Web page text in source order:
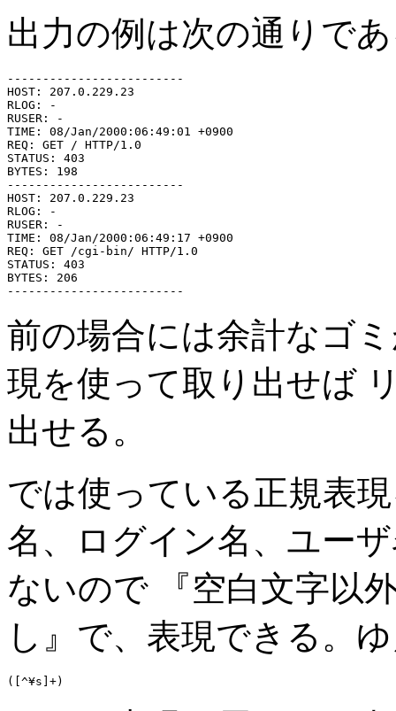
出力の例は次の通りで
-------------------------
HOST: 207.0.229.23
RLOG: -
RUSER: -
TIME: 08/Jan/2000:06:49:01 +0900
REQ: GET / HTTP/1.0
STATUS: 403
BYTES: 198
-------------------------
HOST: 207.0.229.23
RLOG: -
RUSER: -
TIME: 08/Jan/2000:06:49:17 +0900
REQ: GET /cgi-bin/ HTTP/1.0
STATUS: 403
BYTES: 206
前の場合には余計なゴ
現を使って取り出せば
出せる。
では使っている正規表
名、ログイン名、ユー
ないので 『空白文字以
し』で、表現できる。